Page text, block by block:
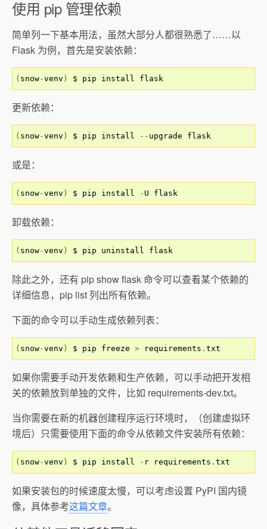
使用 pip 管理依赖
简单列一下基本用法，虽然大部分人都很熟悉了……以
Flask 为例，首先是安装依赖：
( snow-venv ) $ pip install flask
更新依赖：
( snow-venv ) $ pip install -- upgrade flask
或是：
( snow-venv ) $ pip install - U flask
卸载依赖：
( snow-venv ) $ pip uninstall flask
除此之外，还有 pip show flask 命令可以查看某个依赖的
详细信息，pip list 列出所有依赖。
下面的命令可以手动生成依赖列表：
( snow-venv ) $ pip freeze > requirements . txt
如果你需要手动开发依赖和生产依赖，可以手动把开发相
关的依赖放到单独的文件，比如 requirements-dev.txt。
当你需要在新的机器创建程序运行环境时，（创建虚拟环
境后）只需要使用下面的命令从依赖文件安装所有依赖：
( snow-venv ) $ pip install - r requirements . txt
如果安装包的时候速度太慢，可以考虑设置 PyPI 国内镜
像，具体参考这篇文章。